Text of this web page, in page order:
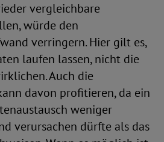
vergleichbare
würde den
verringern. Hier gilt es,
laufen lassen, nicht die
Auch die
davon profitieren, da ein
weniger
verursachen dürfte als das